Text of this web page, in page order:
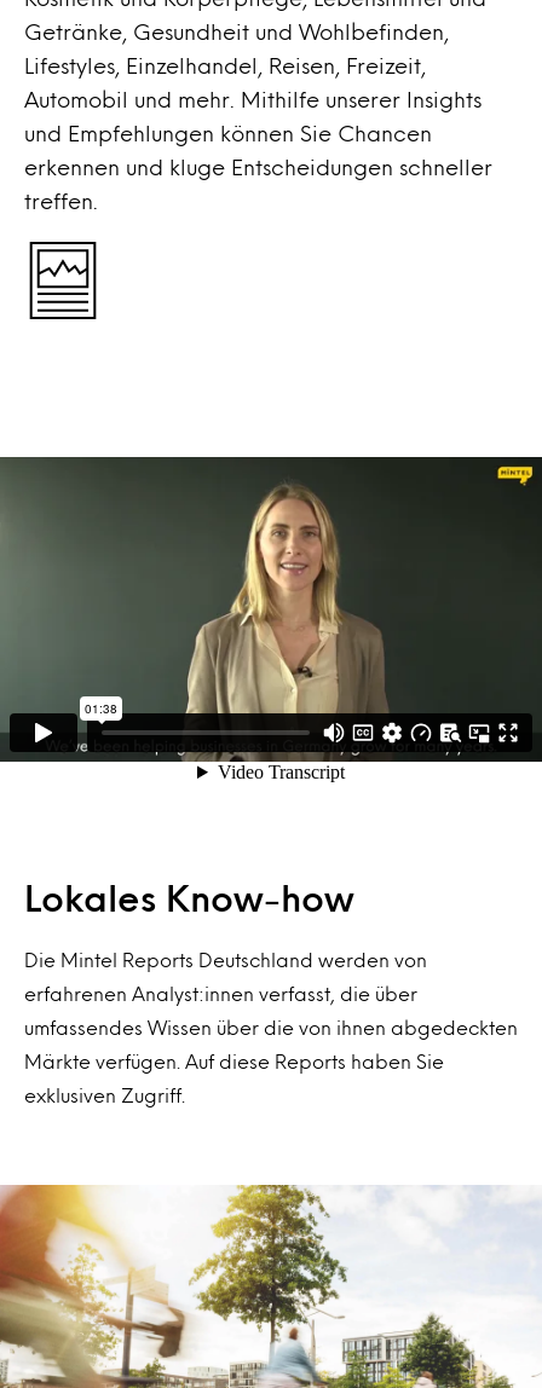
Getränke, Gesundheit und Wohlbefinden,
Lifestyles, Einzelhandel, Reisen, Freizeit,
Automobil und mehr. Mithilfe unserer Insights
und Empfehlungen können Sie Chancen
erkennen und kluge Entscheidungen schneller
treffen.
Lokales Know-how
Die Mintel Reports Deutschland werden von
erfahrenen Analyst:innen verfasst, die über
umfassendes Wissen über die von ihnen abgedeckten
Märkte verfügen. Auf diese Reports haben Sie
exklusiven Zugriff.